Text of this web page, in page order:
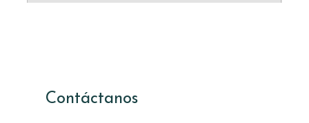
Contáctanos